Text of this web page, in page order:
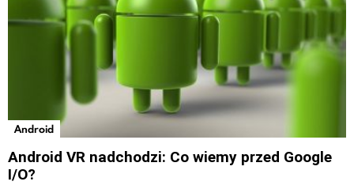
Android
Android VR nadchodzi: Co wiemy przed Google
I/O?